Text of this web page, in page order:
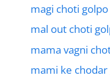
magi choti golpo
mal out choti
mama vagni
mami ke